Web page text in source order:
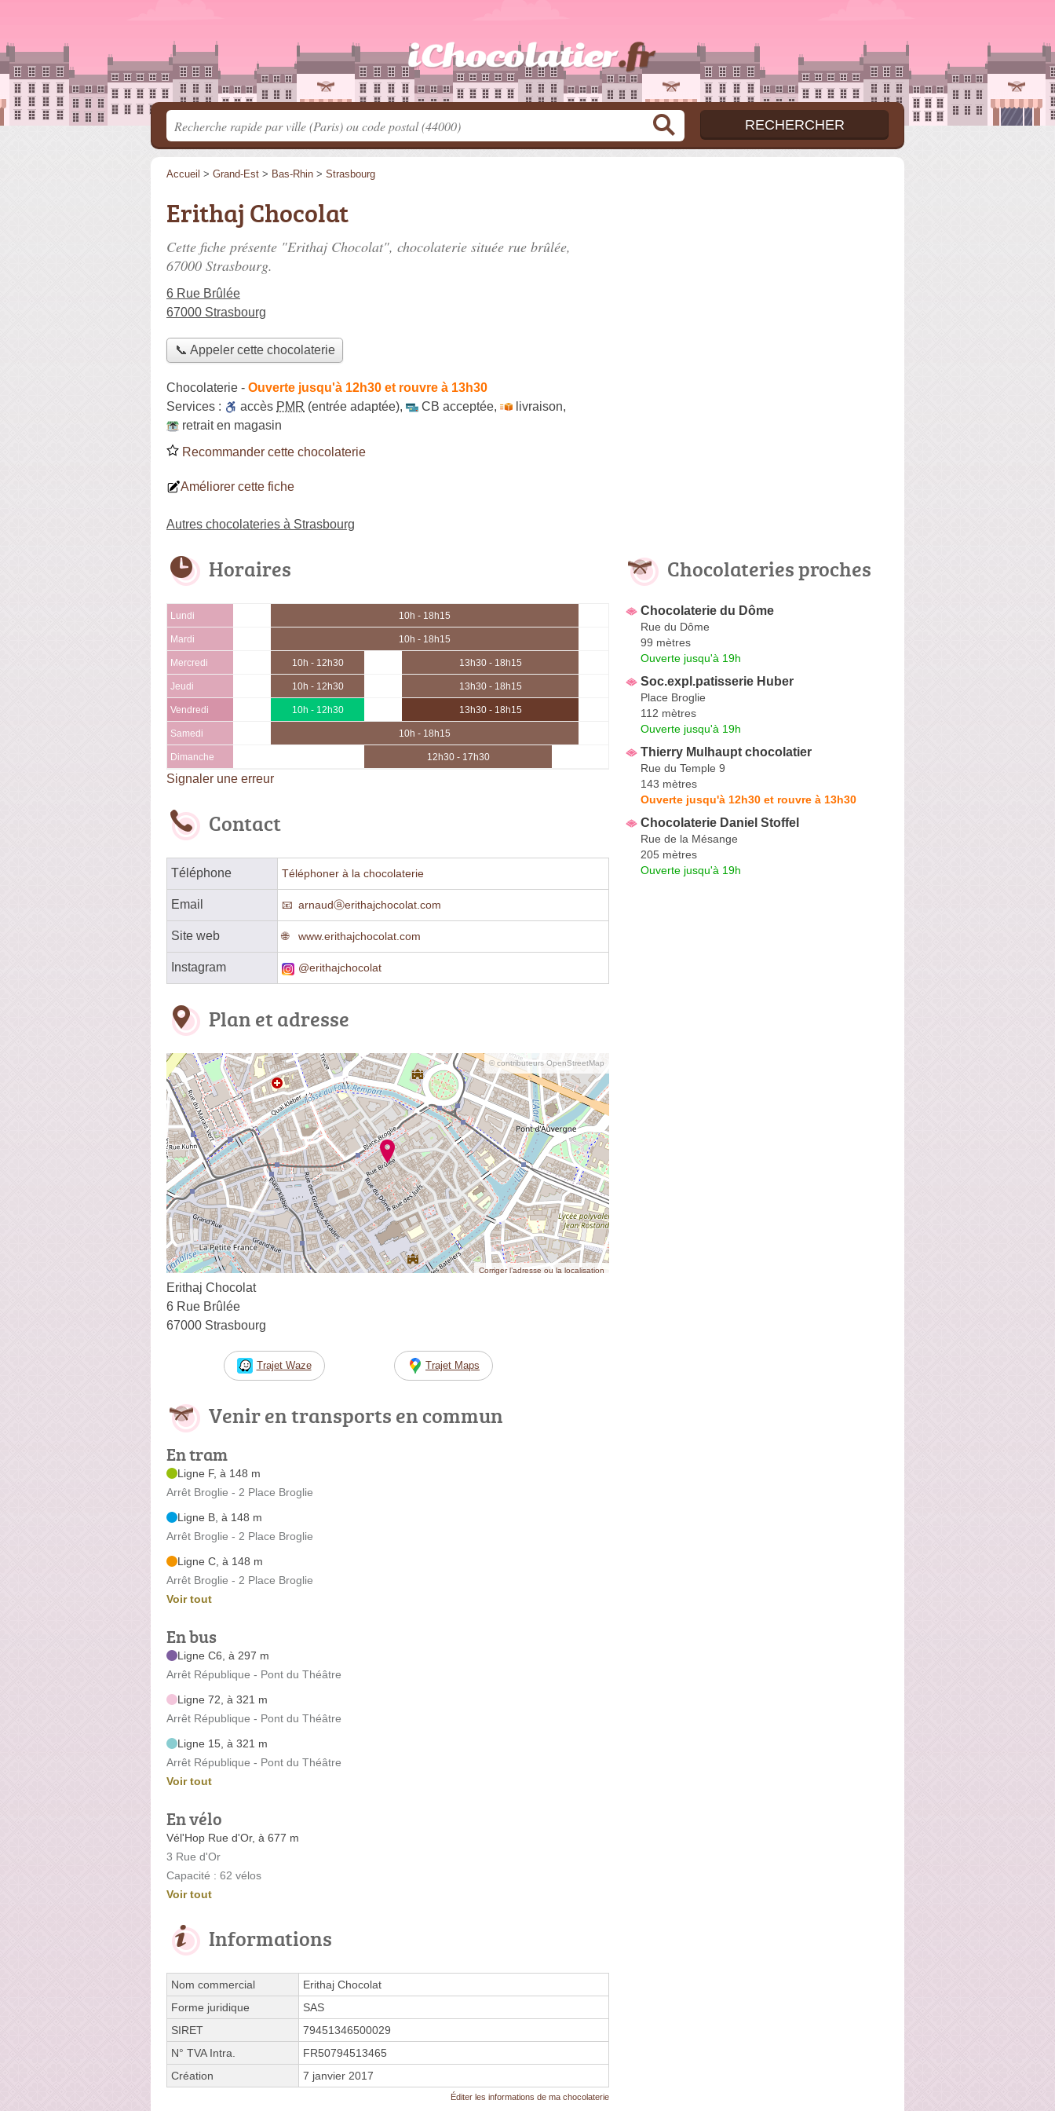
Accueil > Grand-Est > Bas-Rhin > Strasbourg
Erithaj Chocolat
Cette fiche présente "Erithaj Chocolat", chocolaterie située rue brûlée,
67000 Strasbourg.
6 Rue Brûlée
67000 Strasbourg
📞 Appeler cette chocolaterie
Chocolaterie - Ouverte jusqu'à 12h30 et rouvre à 13h30
Services :
accès PMR (entrée adaptée), CB acceptée, livraison,
retrait en magasin
Recommander cette chocolaterie
Améliorer cette fiche
Autres chocolateries à Strasbourg
Horaires
Lundi 10h - 18h15
Mardi 10h - 18h15
Mercredi 10h - 12h30 13h30 - 18h15
Jeudi 10h - 12h30 13h30 - 18h15
Vendredi 10h - 12h30 13h30 - 18h15
Samedi 10h - 18h15
Dimanche 12h30 - 17h30
Signaler une erreur
Contact
Téléphone Téléphoner à la chocolaterie
Email arnaudⓐerithajchocolat.com
Site web www.erithajchocolat.com
Instagram @erithajchocolat
Plan et adresse
© contributeurs OpenStreetMap
Corriger l’adresse ou la localisation
Erithaj Chocolat
6 Rue Brûlée
67000 Strasbourg
Trajet Waze Trajet Maps
Venir en transports en commun
En tram
Ligne F, à 148 m
Arrêt Broglie - 2 Place Broglie
Ligne B, à 148 m
Arrêt Broglie - 2 Place Broglie
Ligne C, à 148 m
Arrêt Broglie - 2 Place Broglie
Voir tout
En bus
Ligne C6, à 297 m
Arrêt République - Pont du Théâtre
Ligne 72, à 321 m
Arrêt République - Pont du Théâtre
Ligne 15, à 321 m
Arrêt République - Pont du Théâtre
Voir tout
En vélo
Vél'Hop Rue d'Or, à 677 m
3 Rue d'Or
Capacité : 62 vélos
Voir tout
Informations
Nom commercial
Erithaj Chocolat
Forme juridique
SAS
SIRET
79451346500029
N° TVA Intra.
FR50794513465
Création
7 janvier 2017
Éditer les informations de ma chocolaterie
Chocolateries proches
Chocolaterie du Dôme
Rue du Dôme
99 mètres
Ouverte jusqu'à 19h
Soc.expl.patisserie Huber
Place Broglie
112 mètres
Ouverte jusqu'à 19h
Thierry Mulhaupt chocolatier
Rue du Temple 9
143 mètres
Ouverte jusqu'à 12h30 et rouvre à 13h30
Chocolaterie Daniel Stoffel
Rue de la Mésange
205 mètres
Ouverte jusqu'à 19h